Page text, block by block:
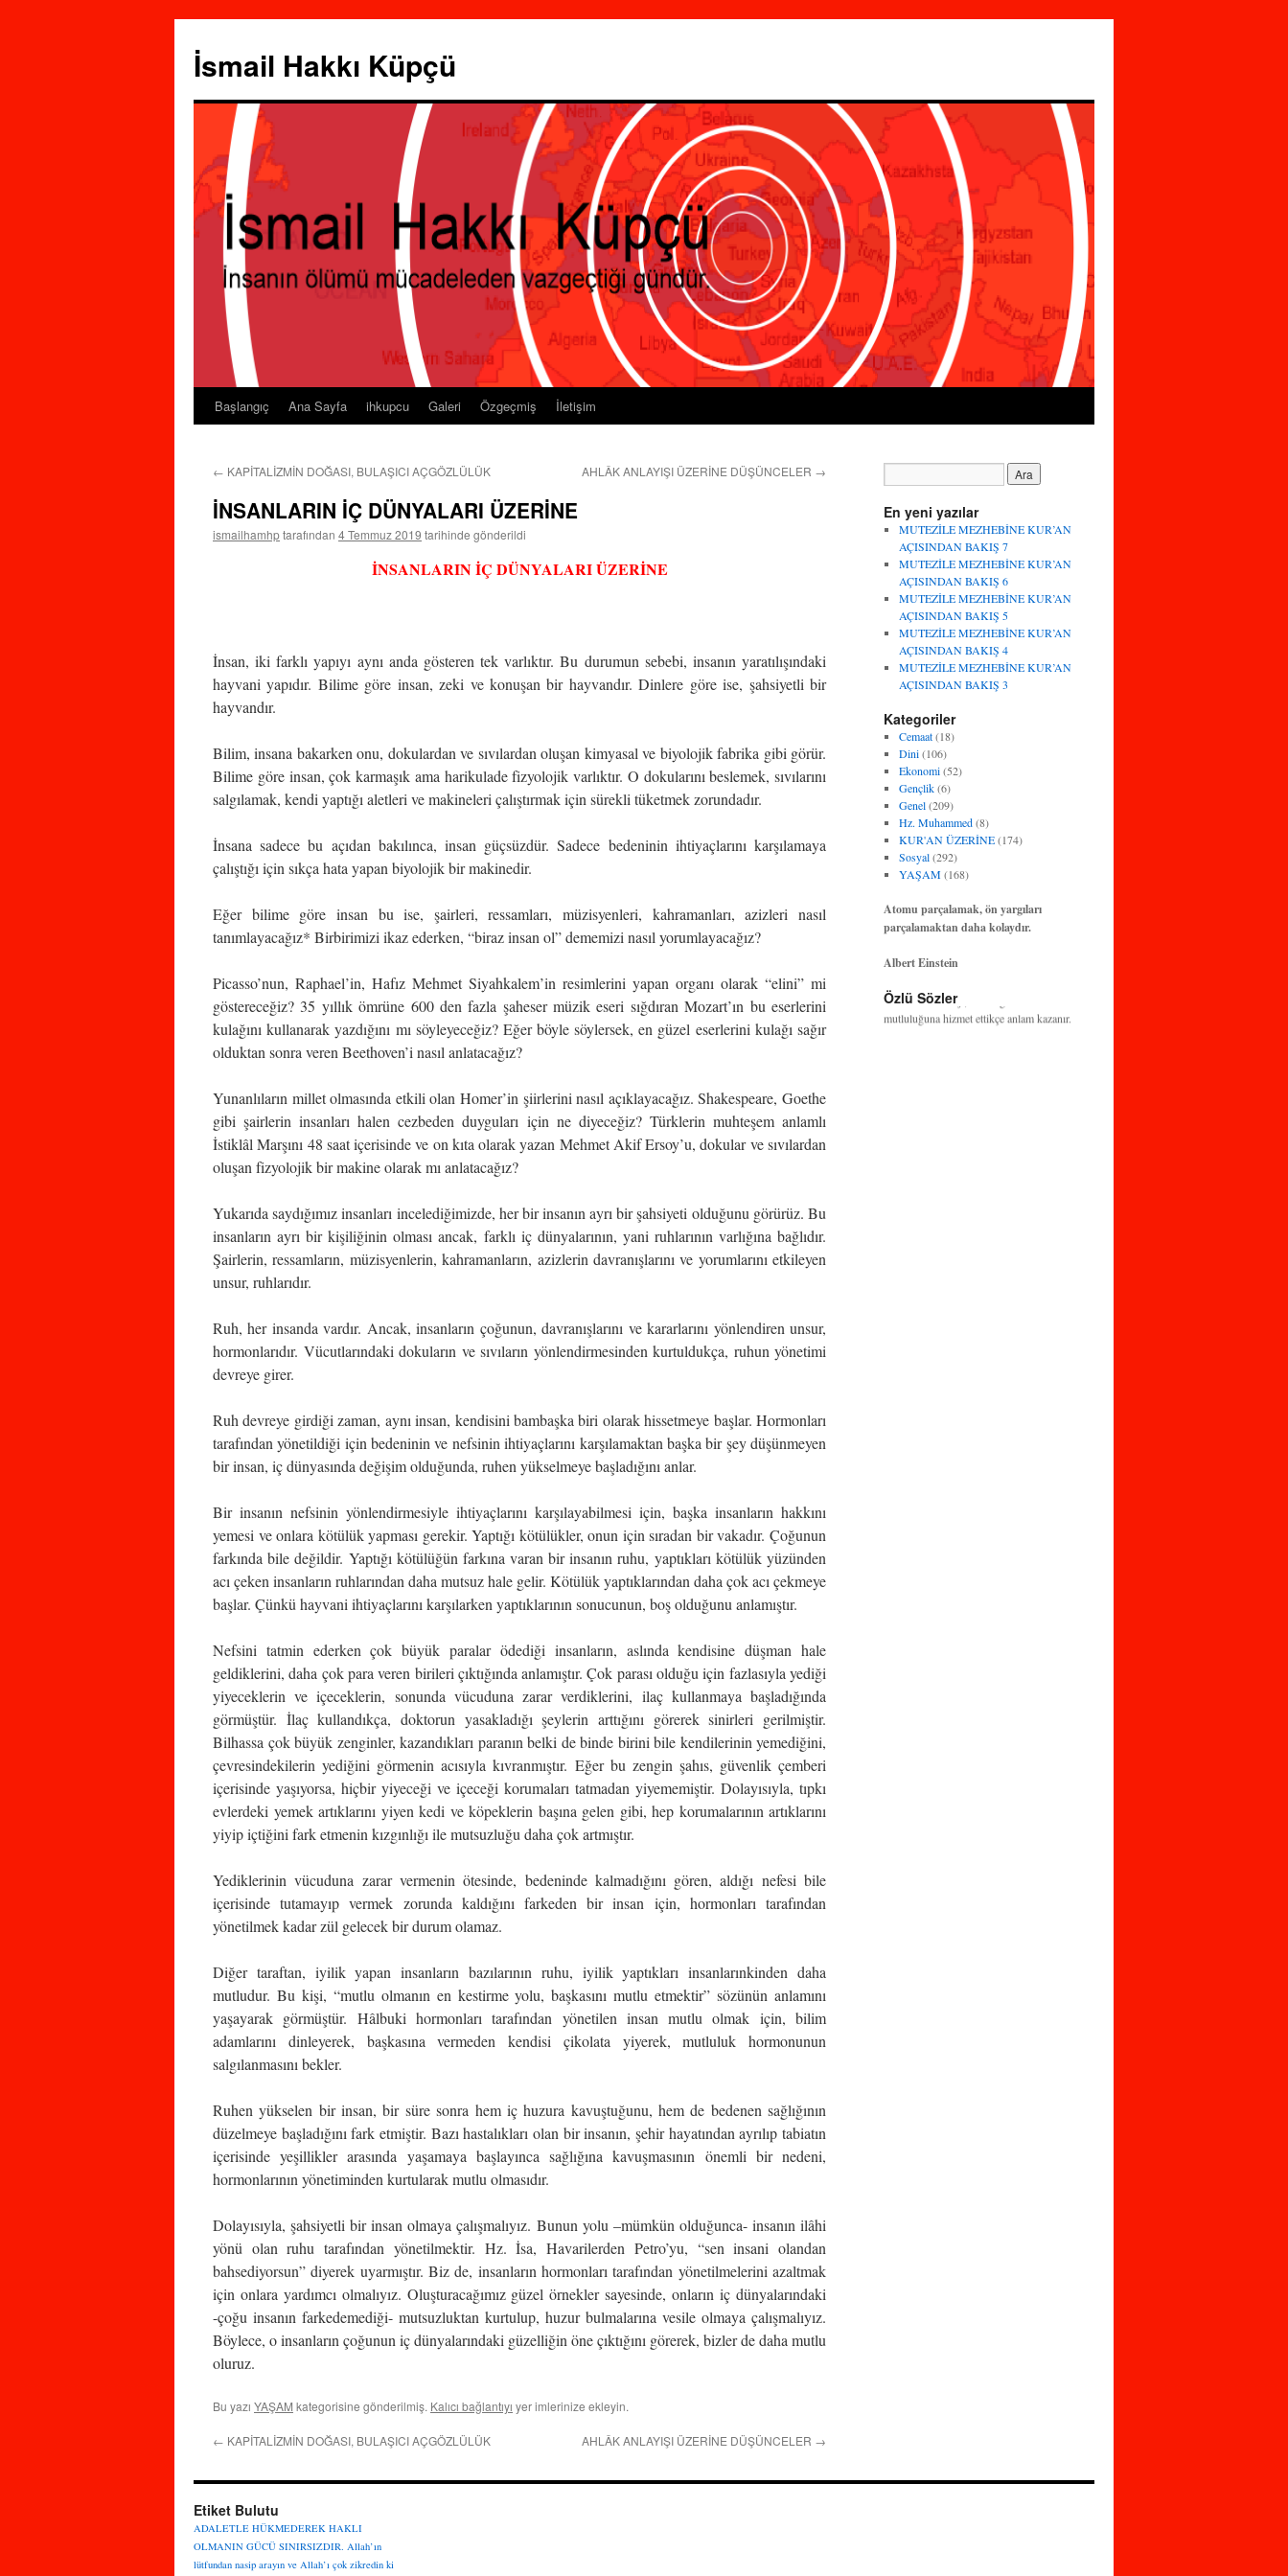
İsmail Hakkı Küpçü
Başlangıç Ana Sayfa ihkupcu Galeri Özgeçmiş İletişim
← KAPİTALİZMİN DOĞASI, BULAŞICI AÇGÖZLÜLÜK AHLÂK ANLAYIŞI ÜZERİNE DÜŞÜNCELER →
İNSANLARIN İÇ DÜNYALARI ÜZERİNE
ismailhamhptarafından 4 Temmuz 2019 tarihinde gönderildi
İNSANLARIN İÇ DÜNYALARI ÜZERİNE
İnsan, iki farklı yapıyı aynı anda gösteren tek varlıktır. Bu durumun sebebi, insanın yaratılışındaki
hayvani yapıdır. Bilime göre insan, zeki ve konuşan bir hayvandır. Dinlere göre ise, şahsiyetli bir
hayvandır.
Bilim, insana bakarken onu, dokulardan ve sıvılardan oluşan kimyasal ve biyolojik fabrika gibi görür.
Bilime göre insan, çok karmaşık ama harikulade fizyolojik varlıktır. O dokularını beslemek, sıvılarını
salgılamak, kendi yaptığı aletleri ve makineleri çalıştırmak için sürekli tüketmek zorundadır.
İnsana sadece bu açıdan bakılınca, insan güçsüzdür. Sadece bedeninin ihtiyaçlarını karşılamaya
çalıştığı için sıkça hata yapan biyolojik bir makinedir.
Eğer bilime göre insan bu ise, şairleri, ressamları, müzisyenleri, kahramanları, azizleri nasıl
tanımlayacağız* Birbirimizi ikaz ederken, “biraz insan ol” dememizi nasıl yorumlayacağız?
Picasso’nun, Raphael’in, Hafız Mehmet Siyahkalem’in resimlerini yapan organı olarak “elini” mi
göstereceğiz? 35 yıllık ömrüne 600 den fazla şaheser müzik eseri sığdıran Mozart’ın bu eserlerini
kulağını kullanarak yazdığını mı söyleyeceğiz? Eğer böyle söylersek, en güzel eserlerini kulağı sağır
olduktan sonra veren Beethoven’i nasıl anlatacağız?
Yunanlıların millet olmasında etkili olan Homer’in şiirlerini nasıl açıklayacağız. Shakespeare, Goethe
gibi şairlerin insanları halen cezbeden duyguları için ne diyeceğiz? Türklerin muhteşem anlamlı
İstiklâl Marşını 48 saat içerisinde ve on kıta olarak yazan Mehmet Akif Ersoy’u, dokular ve sıvılardan
oluşan fizyolojik bir makine olarak mı anlatacağız?
Yukarıda saydığımız insanları incelediğimizde, her bir insanın ayrı bir şahsiyeti olduğunu görürüz. Bu
insanların ayrı bir kişiliğinin olması ancak, farklı iç dünyalarının, yani ruhlarının varlığına bağlıdır.
Şairlerin, ressamların, müzisyenlerin, kahramanların, azizlerin davranışlarını ve yorumlarını etkileyen
unsur, ruhlarıdır.
Ruh, her insanda vardır. Ancak, insanların çoğunun, davranışlarını ve kararlarını yönlendiren unsur,
hormonlarıdır. Vücutlarındaki dokuların ve sıvıların yönlendirmesinden kurtuldukça, ruhun yönetimi
devreye girer.
Ruh devreye girdiği zaman, aynı insan, kendisini bambaşka biri olarak hissetmeye başlar. Hormonları
tarafından yönetildiği için bedeninin ve nefsinin ihtiyaçlarını karşılamaktan başka bir şey düşünmeyen
bir insan, iç dünyasında değişim olduğunda, ruhen yükselmeye başladığını anlar.
Bir insanın nefsinin yönlendirmesiyle ihtiyaçlarını karşılayabilmesi için, başka insanların hakkını
yemesi ve onlara kötülük yapması gerekir. Yaptığı kötülükler, onun için sıradan bir vakadır. Çoğunun
farkında bile değildir. Yaptığı kötülüğün farkına varan bir insanın ruhu, yaptıkları kötülük yüzünden
acı çeken insanların ruhlarından daha mutsuz hale gelir. Kötülük yaptıklarından daha çok acı çekmeye
başlar. Çünkü hayvani ihtiyaçlarını karşılarken yaptıklarının sonucunun, boş olduğunu anlamıştır.
Nefsini tatmin ederken çok büyük paralar ödediği insanların, aslında kendisine düşman hale
geldiklerini, daha çok para veren birileri çıktığında anlamıştır. Çok parası olduğu için fazlasıyla yediği
yiyeceklerin ve içeceklerin, sonunda vücuduna zarar verdiklerini, ilaç kullanmaya başladığında
görmüştür. İlaç kullandıkça, doktorun yasakladığı şeylerin arttığını görerek sinirleri gerilmiştir.
Bilhassa çok büyük zenginler, kazandıkları paranın belki de binde birini bile kendilerinin yemediğini,
çevresindekilerin yediğini görmenin acısıyla kıvranmıştır. Eğer bu zengin şahıs, güvenlik çemberi
içerisinde yaşıyorsa, hiçbir yiyeceği ve içeceği korumaları tatmadan yiyememiştir. Dolayısıyla, tıpkı
evlerdeki yemek artıklarını yiyen kedi ve köpeklerin başına gelen gibi, hep korumalarının artıklarını
yiyip içtiğini fark etmenin kızgınlığı ile mutsuzluğu daha çok artmıştır.
Yediklerinin vücuduna zarar vermenin ötesinde, bedeninde kalmadığını gören, aldığı nefesi bile
içerisinde tutamayıp vermek zorunda kaldığını farkeden bir insan için, hormonları tarafından
yönetilmek kadar zül gelecek bir durum olamaz.
Diğer taraftan, iyilik yapan insanların bazılarının ruhu, iyilik yaptıkları insanlarınkinden daha
mutludur. Bu kişi, “mutlu olmanın en kestirme yolu, başkasını mutlu etmektir” sözünün anlamını
yaşayarak görmüştür. Hâlbuki hormonları tarafından yönetilen insan mutlu olmak için, bilim
adamlarını dinleyerek, başkasına vermeden kendisi çikolata yiyerek, mutluluk hormonunun
salgılanmasını bekler.
Ruhen yükselen bir insan, bir süre sonra hem iç huzura kavuştuğunu, hem de bedenen sağlığının
düzelmeye başladığını fark etmiştir. Bazı hastalıkları olan bir insanın, şehir hayatından ayrılıp tabiatın
içerisinde yeşillikler arasında yaşamaya başlayınca sağlığına kavuşmasının önemli bir nedeni,
hormonlarının yönetiminden kurtularak mutlu olmasıdır.
Dolayısıyla, şahsiyetli bir insan olmaya çalışmalıyız. Bunun yolu –mümkün olduğunca- insanın ilâhi
yönü olan ruhu tarafından yönetilmektir. Hz. İsa, Havarilerden Petro’yu, “sen insani olandan
bahsediyorsun” diyerek uyarmıştır. Biz de, insanların hormonları tarafından yönetilmelerini azaltmak
için onlara yardımcı olmalıyız. Oluşturacağımız güzel örnekler sayesinde, onların iç dünyalarındaki
-çoğu insanın farkedemediği- mutsuzluktan kurtulup, huzur bulmalarına vesile olmaya çalışmalıyız.
Böylece, o insanların çoğunun iç dünyalarındaki güzelliğin öne çıktığını görerek, bizler de daha mutlu
oluruz.
Bu yazı YAŞAM kategorisine gönderilmiş. Kalıcı bağlantıyı yer imlerinize ekleyin.
← KAPİTALİZMİN DOĞASI, BULAŞICI AÇGÖZLÜLÜK AHLÂK ANLAYIŞI ÜZERİNE DÜŞÜNCELER →
En yeni yazılar
MUTEZİLE MEZHEBİNE KUR’AN
AÇISINDAN BAKIŞ 7
MUTEZİLE MEZHEBİNE KUR’AN
AÇISINDAN BAKIŞ 6
MUTEZİLE MEZHEBİNE KUR’AN
AÇISINDAN BAKIŞ 5
MUTEZİLE MEZHEBİNE KUR’AN
AÇISINDAN BAKIŞ 4
MUTEZİLE MEZHEBİNE KUR’AN
AÇISINDAN BAKIŞ 3
Kategoriler
Cemaat(18)
Dini(106)
Ekonomi(52)
Gençlik(6)
Genel(209)
Hz. Muhammed(8)
KUR'AN ÜZERİNE(174)
Sosyal(292)
YAŞAM(168)
Atomu parçalamak, ön yargıları
parçalamaktan daha kolaydır.
Albert Einstein
Özlü Sözler
Bilim ve teknoloji, insanlığın huzuruna ve
mutluluğuna hizmet ettikçe anlam kazanır.
Etiket Bulutu
ADALETLE HÜKMEDEREK HAKLI
OLMANIN GÜCÜ SINIRSIZDIR. Allah’ın
lütfundan nasip arayın ve Allah’ı çok zikredin ki